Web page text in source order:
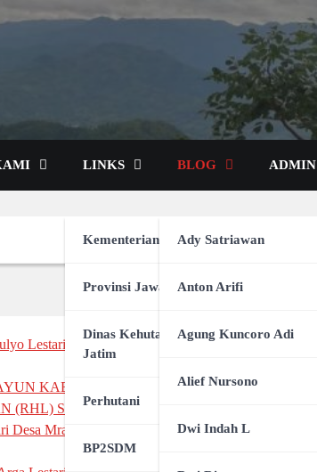
LINKS
Kementerian LHK-RI
Provinsi Jawa Timur
Dinas Kehutanan Prov
Jatim
Perhutani
BP2SDM
BLOG
Ady Satriawan
Anton Arifi
Agung Kuncoro Adi
Alief Nursono
Dwi Indah L
ADMIN
Lestari Desa Mrayan Kecamatan
KABUPATEN PONOROGO
SI SEGER TANPO AC
Desa Mrayan Kecamatan Ngrayun